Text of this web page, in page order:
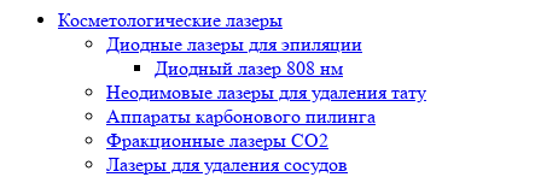
Косметологические лазеры
Диодные лазеры для эпиляции
Диодный лазер 808 нм
Неодимовые лазеры для удаления тату
Аппараты карбонового пилинга
Фракционные лазеры CO2
Лазеры для удаления сосудов